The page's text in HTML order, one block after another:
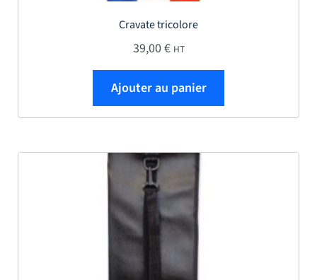
Cravate tricolore
39,00€ HT
Ajouter au panier